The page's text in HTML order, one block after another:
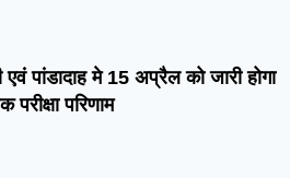
पांडादाह मे 15 अप्रैल को जारी होगा
परीक्षा परिणाम